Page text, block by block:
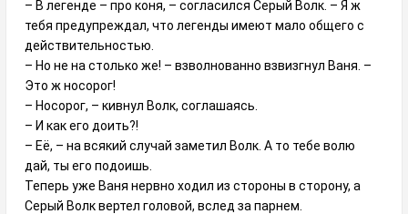
– В легенде – про коня, – согласился Серый Волк. – Я ж
тебя предупреждал, что легенды имеют мало общего с
действительностью.
– Но не на столько же! – взволнованно взвизгнул Ваня. –
Это ж носорог!
– Носорог, – кивнул Волк, соглашаясь.
– И как его доить?!
– Её, – на всякий случай заметил Волк. А то тебе волю
дай, ты его подоишь.
Теперь уже Ваня нервно ходил из стороны в сторону, а
Серый Волк вертел головой, вслед за парнем.